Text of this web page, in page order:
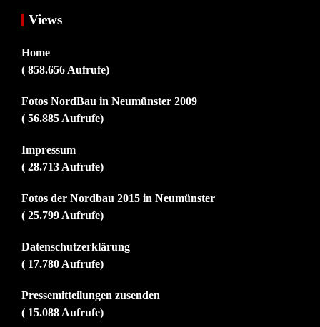
Views
Home
( 858.656 Aufrufe)
Fotos NordBau in Neumünster 2009
( 56.885 Aufrufe)
Impressum
( 28.713 Aufrufe)
Fotos der Nordbau 2015 in Neumünster
( 25.799 Aufrufe)
Datenschutzerklärung
( 17.780 Aufrufe)
Pressemitteilungen zusenden
( 15.088 Aufrufe)